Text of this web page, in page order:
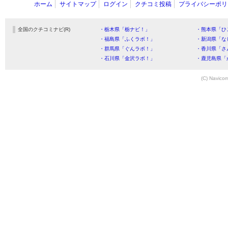
ホーム サイトマップ ログイン クチコミ投稿 プライバシーポ
全国のクチコミナビ(R) ・栃木県「栃ナビ！」
・熊本県「
・福島県「ふくラボ！」
・新潟県「
・群馬県「ぐんラボ！」
・香川県「
・石川県「金沢ラボ！」
・鹿児島県
(C)